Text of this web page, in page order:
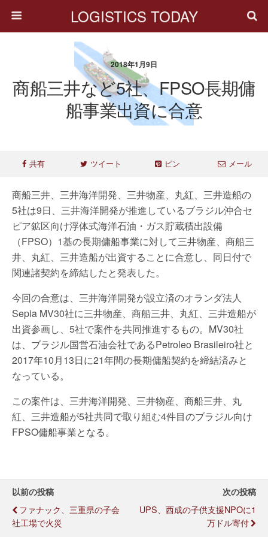
LOGISTICS TODAY
2018年1月9日
商船三井など5社、FPSO長期傭
船事業出資に合意
共有 ツイート ピン メール
商船三井、三井海洋開発、三井物産、丸紅、三井造船の
5社は9日、三井海洋開発が推進しているブラジル沖合セ
ピア鉱区向け浮体式海洋石油・ガス貯蔵積出設備
（FPSO）1基の長期傭船事業に対して三井物産、商船三
井、丸紅、三井造船が出資することに合意し、同日付で
関連諸契約を締結したと発表した。
今回の合意は、三井海洋開発が設立済のオランダ法人
Sepia MV30社に三井物産、商船三井、丸紅、三井造船が
出資参画し、5社で案件を共同推進するもの。MV30社
は、ブラジル国営石油会社であるPetroleo Brasileiro社と
2017年10月13日に21年間の長期傭船契約を締結済みと
なっている。
この案件は、三井海洋開発、三井物産、商船三井、丸
紅、三井造船が5社共同で取り組む4件目のブラジル向け
FPSO傭船事業となる。
以前の投稿
ファナック、三重県の子会
社工場で火災
次の投稿
UPS、西成の子供支援NPOに1
万ドル寄付